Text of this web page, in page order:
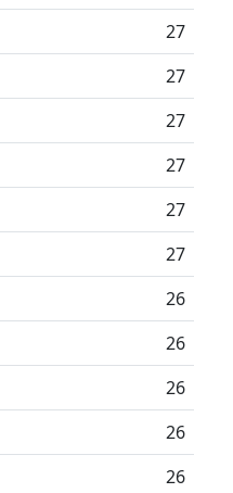
27
27
27
27
27
27
26
26
26
26
26